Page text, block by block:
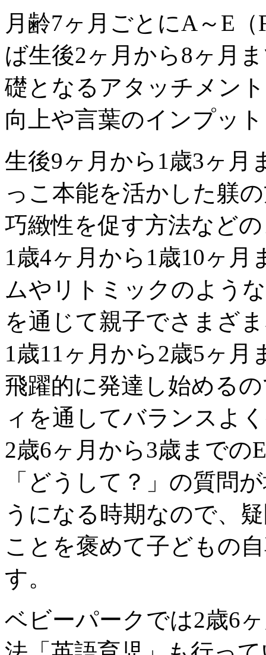
月齢7ヶ月ごとにA～E
ば生後2ヶ月から8ヶ月
礎となるアタッチメン
向上や言葉のインプッ
生後9ヶ月から1歳3ヶ月
っこ本能を活かした躾
巧緻性を促す方法など
1歳4ヶ月から1歳10ヶ
ムやリトミックのよう
を通じて親子でさまざ
1歳11ヶ月から2歳5ヶ
飛躍的に発達し始める
ィを通してバランスよ
2歳6ヶ月から3歳までの
「どうして？」の質問
うになる時期なので、
ことを褒めて子どもの
す。
ベビーパークでは2歳6